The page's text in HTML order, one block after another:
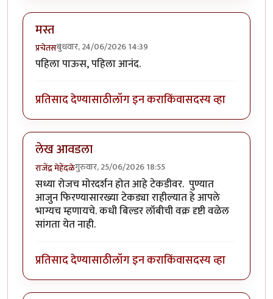
मस्त
प्रचेतसबुधवार, 24/06/2026 14:39
पहिला पाऊस, पहिला आनंद.
प्रतिसाद देण्यासाठीलॉग इन कराकिंवासदस्य व्हा
लेख आवडला
राजेंद्र मेहेंदळेगुरुवार, 25/06/2026 18:55
सध्या रोजच मोरदर्शन होत आहे टेकडीवर. पुण्यात
आजुन फिरण्यासारख्या टेकड्या राहील्यात हे आपले
भाग्यच म्हणायचे. कधी बिल्डर लॉबीची वक्र दृष्टी वळेल
सांगता येत नाही.
प्रतिसाद देण्यासाठीलॉग इन कराकिंवासदस्य व्हा